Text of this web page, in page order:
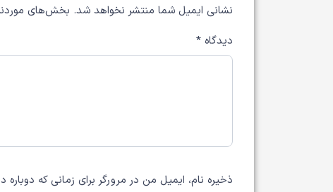
نشانی ایمیل شما منتشر نخواهد شد. بخش‌های
دیدگاه *
ذخیره نام، ایمیل من در مرورگر برای زمانی که